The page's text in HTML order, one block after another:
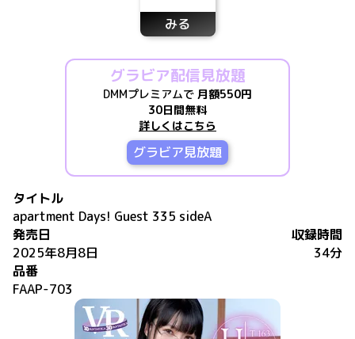
みる
グラビア配信見放題
DMMプレミアムで 月額550円
30日間無料
詳しくはこちら
グラビア見放題
タイトル
apartment Days! Guest 335 sideA
発売日
2025年8月8日
収録時間
34分
品番
FAAP-703